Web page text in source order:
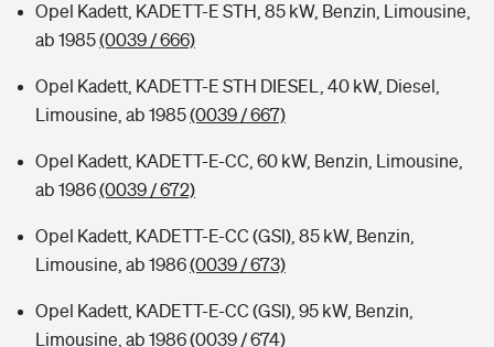
Opel Kadett, KADETT-E STH, 85 kW, Benzin, Limousine,
ab 1985(0039 / 666)
Opel Kadett, KADETT-E STH DIESEL, 40 kW, Diesel,
Limousine, ab 1985(0039 / 667)
Opel Kadett, KADETT-E-CC, 60 kW, Benzin, Limousine,
ab 1986(0039 / 672)
Opel Kadett, KADETT-E-CC (GSI), 85 kW, Benzin,
Limousine, ab 1986(0039 / 673)
Opel Kadett, KADETT-E-CC (GSI), 95 kW, Benzin,
Limousine, ab 1986(0039 / 674)